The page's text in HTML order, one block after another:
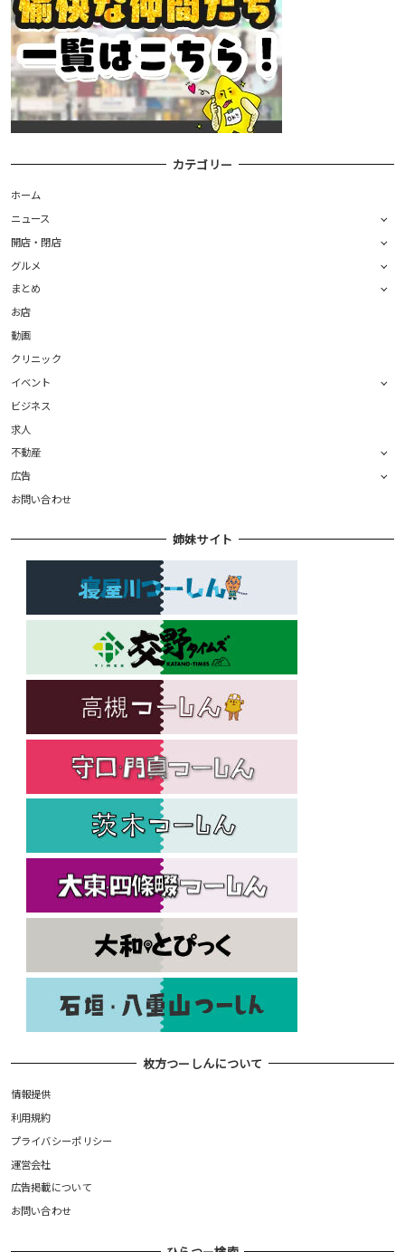
カテゴリー
ホーム
ニュース
開店・閉店
グルメ
まとめ
お店
動画
クリニック
イベント
ビジネス
求人
不動産
広告
お問い合わせ
姉妹サイト
枚方つーしんについて
情報提供
利用規約
プライバシーポリシー
運営会社
広告掲載について
お問い合わせ